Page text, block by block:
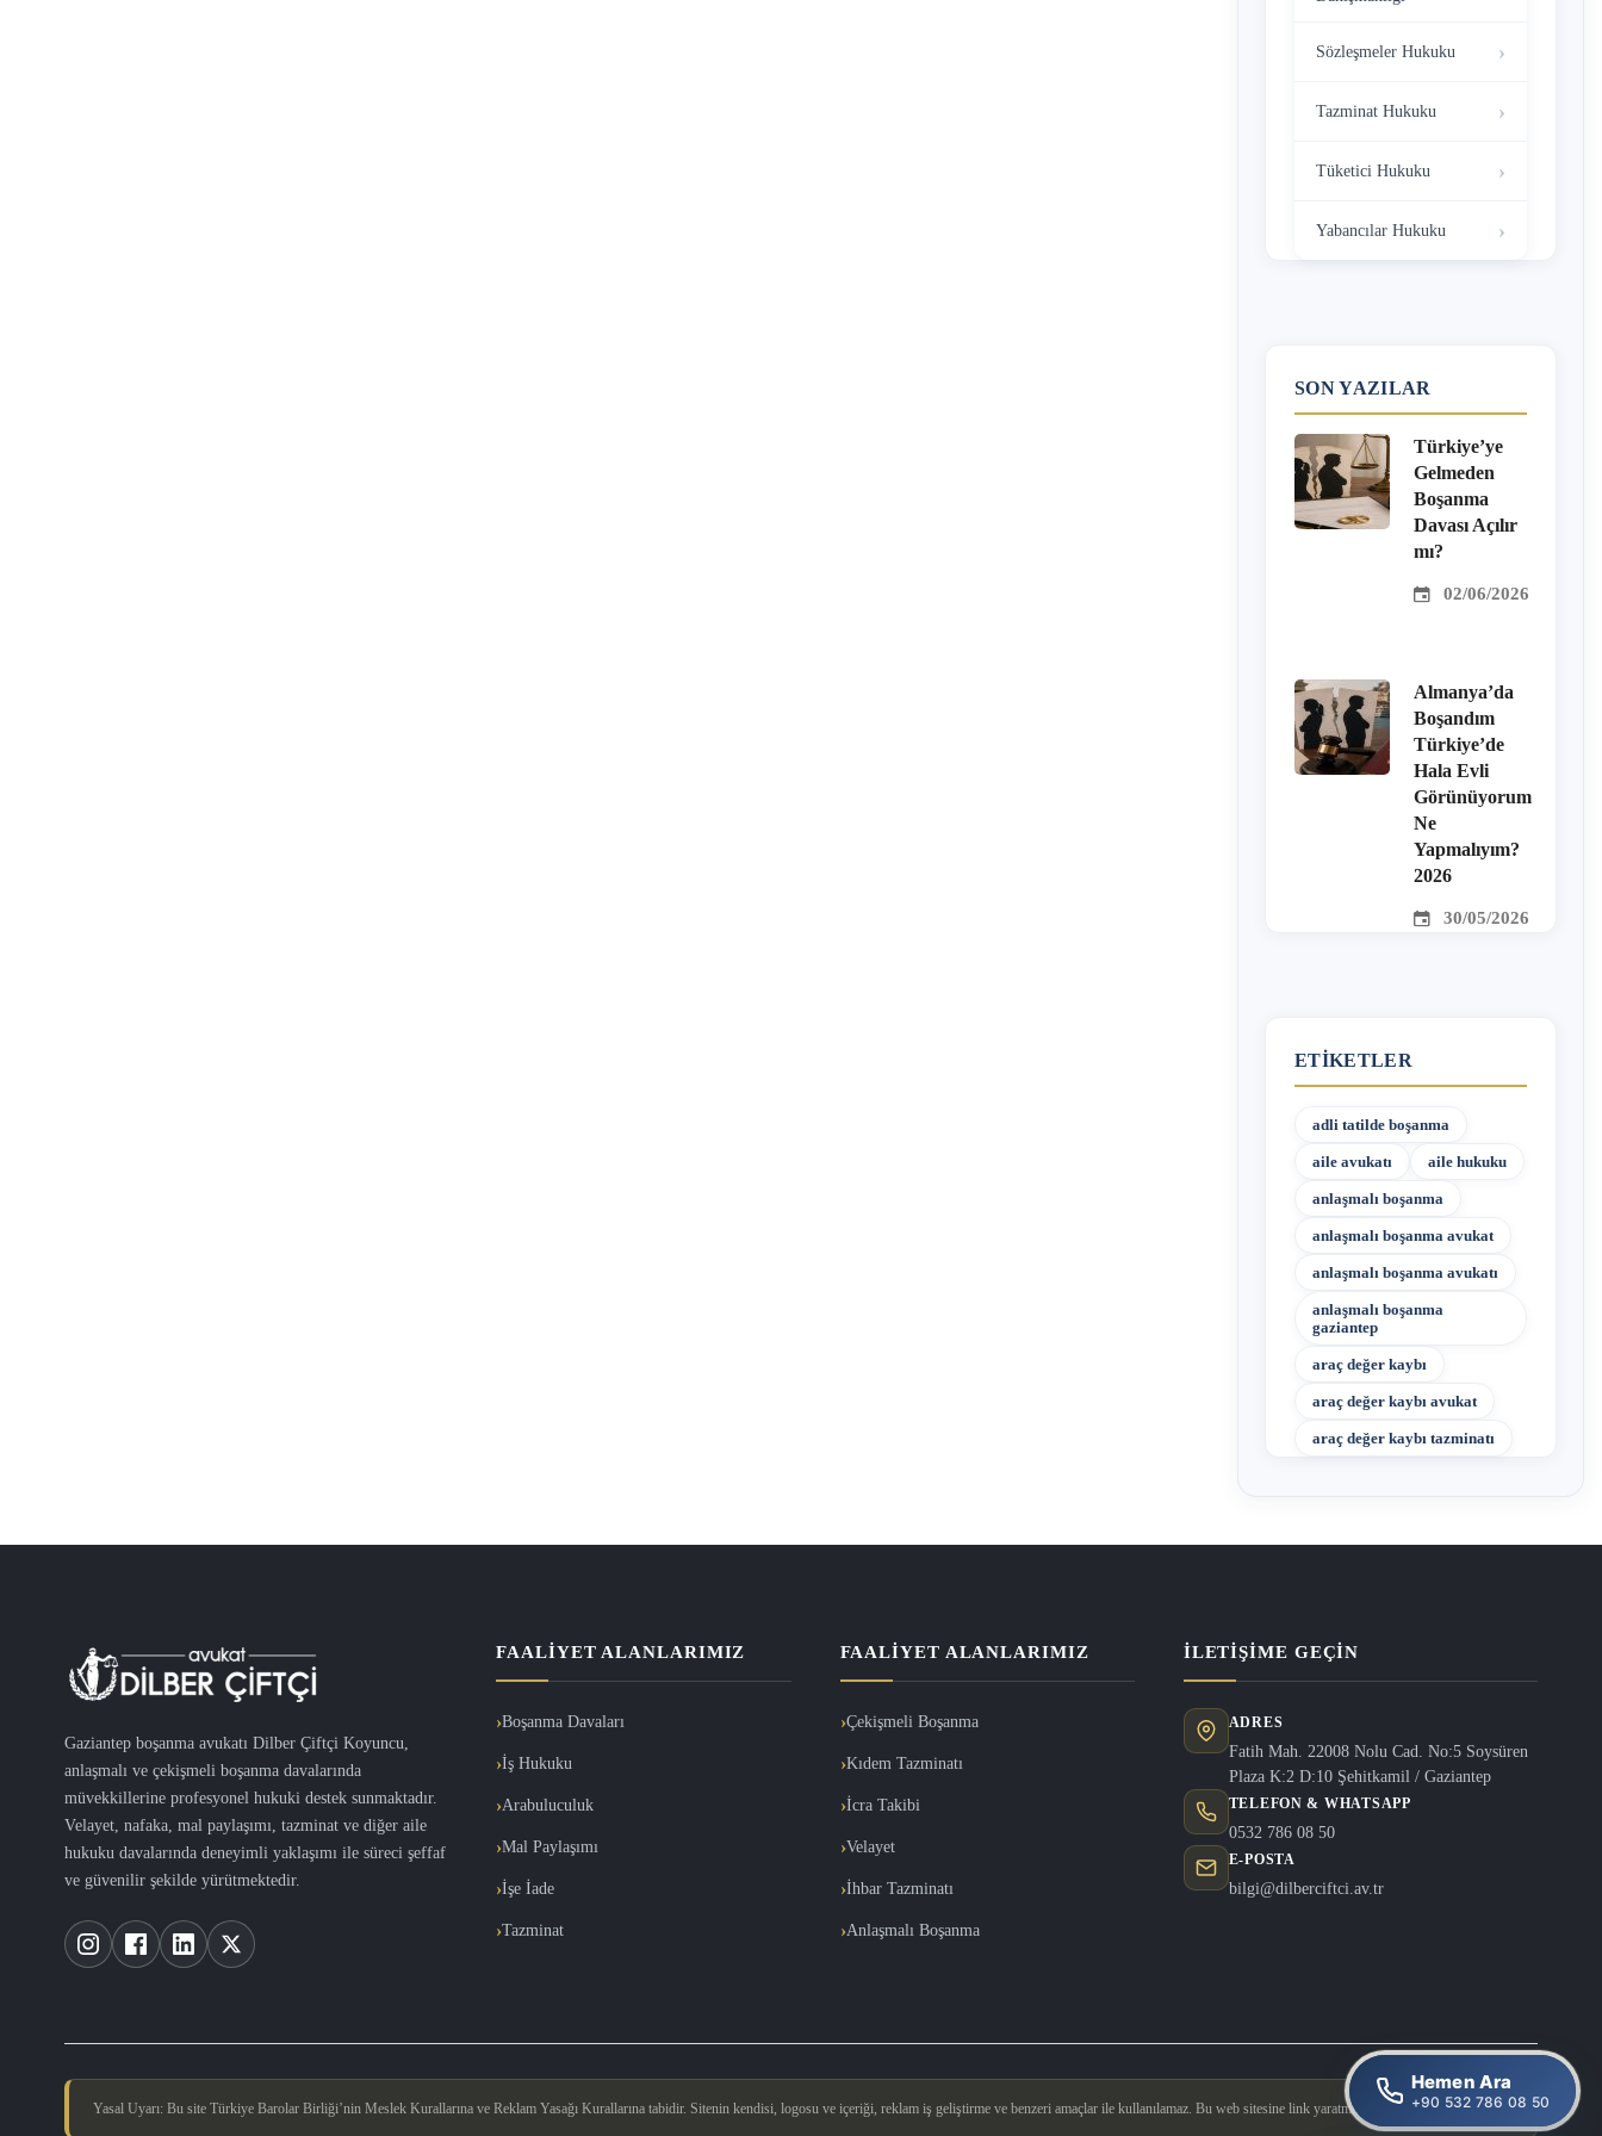
Sözleşmeler Hukuku
Tazminat Hukuku
Tüketici Hukuku
Yabancılar Hukuku
SON YAZILAR
Türkiye’ye
Gelmeden
Boşanma
Davası Açılır
mı?
02/06/2026
Almanya’da
Boşandım
Türkiye’de
Hala Evli
Görünüyorum
Ne
Yapmalıyım?
2026
30/05/2026
ETIKETLER
adli tatilde boşanma
aile avukatı aile hukuku
anlaşmalı boşanma
anlaşmalı boşanma avukat
anlaşmalı boşanma avukatı
anlaşmalı boşanma
gaziantep
araç değer kaybı
araç değer kaybı avukat
araç değer kaybı tazminatı
Gaziantep boşanma avukatı Dilber Çiftçi Koyuncu,
anlaşmalı ve çekişmeli boşanma davalarında
müvekkillerine profesyonel hukuki destek sunmaktadır.
Velayet, nafaka, mal paylaşımı, tazminat ve diğer aile
hukuku davalarında deneyimli yaklaşımı ile süreci şeffaf
ve güvenilir şekilde yürütmektedir.
FAALIYET ALANLARIMIZ
Boşanma Davaları
İş Hukuku
Arabuluculuk
Mal Paylaşımı
İşe İade
Tazminat
FAALIYET ALANLARIMIZ
Çekişmeli Boşanma
Kıdem Tazminatı
İcra Takibi
Velayet
İhbar Tazminatı
Anlaşmalı Boşanma
İLETIŞIME GEÇIN
ADRES
Fatih Mah. 22008 Nolu Cad. No:5 Soysüren
Plaza K:2 D:10 Şehitkamil / Gaziantep
TELEFON & WHATSAPP
0532 786 08 50
E-POSTA
bilgi@dilberciftci.av.tr
Yasal Uyarı: Bu site Türkiye Barolar Birliği’nin Meslek Kurallarına ve Reklam Yasağı Kurallarına tabidir. Sitenin kendisi, logosu ve içeriği, reklam iş geliştirme ve benzeri amaçlar ile kullanılamaz. Bu web sitesine link yaratmak yasaktır.
Hemen Ara
+90 532 786 08 50